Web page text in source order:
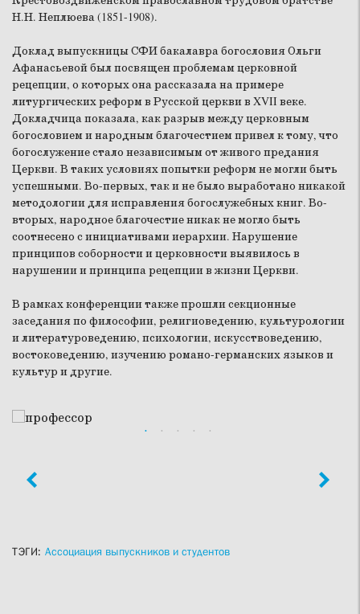
Н.Н. Неплюева (1851-1908).
Доклад выпускницы СФИ бакалавра богословия Ольги
Афанасьевой был посвящен проблемам церковной
рецепции, о которых она рассказала на примере
литургических реформ в Русской церкви в XVII веке.
Докладчица показала, как разрыв между церковным
богословием и народным благочестием привел к тому, что
богослужение стало независимым от живого предания
Церкви. В таких условиях попытки реформ не могли быть
успешными. Во-первых, так и не было выработано никакой
методологии для исправления богослужебных книг. Во-
вторых, народное благочестие никак не могло быть
соотнесено с инициативами иерархии. Нарушение
принципов соборности и церковности выявилось в
нарушении и принципа рецепции в жизни Церкви.
В рамках конференции также прошли секционные
заседания по философии, религиоведению, культурологии
и литературоведению, психологии, искусствоведению,
востоковедению, изучению романо-германских языков и
культур и другие.
ТЭГИ: Ассоциация выпускников и студентов